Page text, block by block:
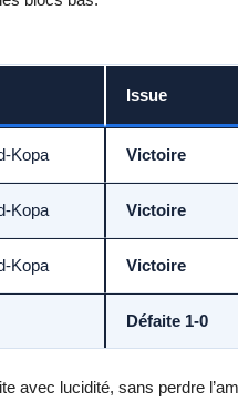
Issue
Kopa Victoire
Kopa Victoire
Kopa Victoire
Défaite 1-0
avec lucidité, sans perdre